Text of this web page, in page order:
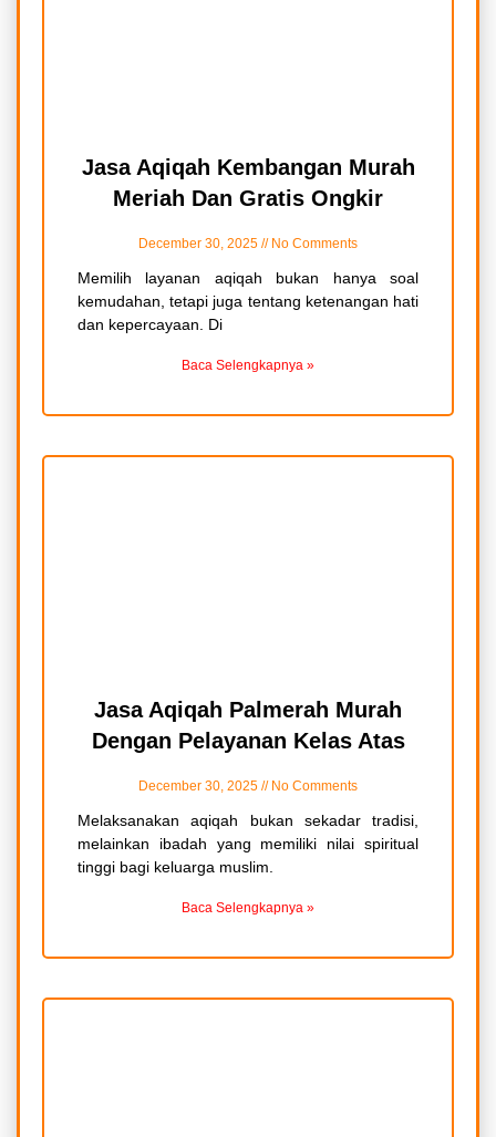
Jasa Aqiqah Kembangan Murah
Meriah Dan Gratis Ongkir
December 30, 2025 No Comments
Memilih layanan aqiqah bukan hanya soal
kemudahan, tetapi juga tentang ketenangan hati
dan kepercayaan. Di
Baca Selengkapnya »
Jasa Aqiqah Palmerah Murah
Dengan Pelayanan Kelas Atas
December 30, 2025 No Comments
Melaksanakan aqiqah bukan sekadar tradisi,
melainkan ibadah yang memiliki nilai spiritual
tinggi bagi keluarga muslim.
Baca Selengkapnya »